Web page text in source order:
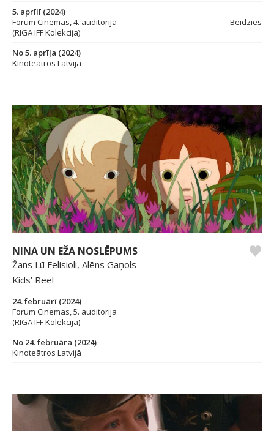
5. aprīlī (2024)
Forum Cinemas, 4. auditorija
(RIGA IFF Kolekcija)
Beidzies
No 5. aprīļa (2024)
Kinoteātros Latvijā
NINA UN EŽA NOSLĒPUMS
Žans Lū Felisioli, Alēns Gaņols
Kids’ Reel
24. februārī (2024)
Forum Cinemas, 5. auditorija
(RIGA IFF Kolekcija)
No 24. februāra (2024)
Kinoteātros Latvijā